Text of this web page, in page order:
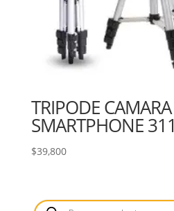
TRIPODE
SMARTPHONE
$39,800
Búsqueda